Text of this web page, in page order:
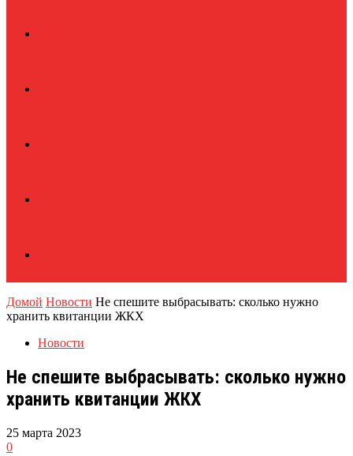
Домой Новости Не спешите выбрасывать: сколько нужно
хранить квитанции ЖКХ
Новости
Не спешите выбрасывать: сколько нужно
хранить квитанции ЖКХ
25 марта 2023
0